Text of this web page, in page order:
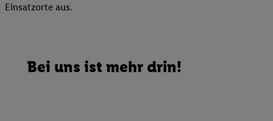
Einsatzorte aus.
Bei uns ist mehr drin!